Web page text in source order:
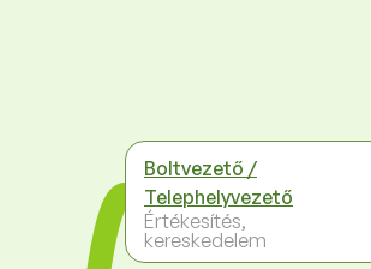
Boltvezető /
Telephelyvezető
Értékesítés,
kereskedelem